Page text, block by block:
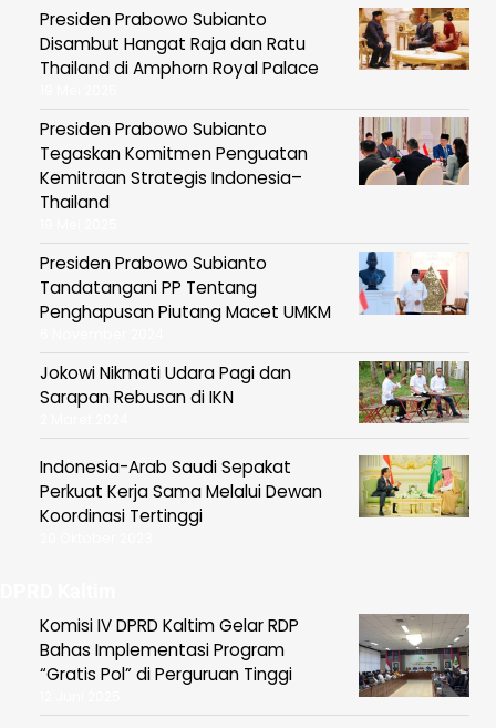
Presiden Prabowo Subianto
Disambut Hangat Raja dan Ratu
Thailand di Amphorn Royal Palace
Presiden Prabowo Subianto
Tegaskan Komitmen Penguatan
Kemitraan Strategis Indonesia–
Thailand
Presiden Prabowo Subianto
Tandatangani PP Tentang
Penghapusan Piutang Macet UMKM
Jokowi Nikmati Udara Pagi dan
Sarapan Rebusan di IKN
Indonesia-Arab Saudi Sepakat
Perkuat Kerja Sama Melalui Dewan
Koordinasi Tertinggi
Komisi IV DPRD Kaltim Gelar RDP
Bahas Implementasi Program
“Gratis Pol” di Perguruan Tinggi